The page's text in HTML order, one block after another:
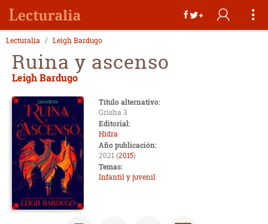
Lecturalia Leigh Bardugo
Ruina y ascenso
Leigh Bardugo
Título alternativo:
Grisha 3
Editorial:
Hidra
Año publicación:
2021 (2015)
Temas:
Infantil y juvenil